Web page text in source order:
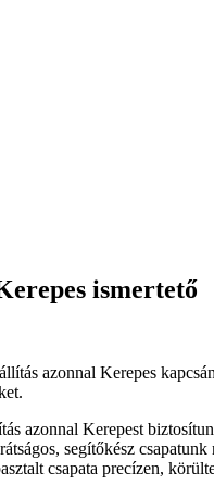
ismertető
azonnal Kerepes
azonnal Kerepest
segítőkész
csapata precízen,